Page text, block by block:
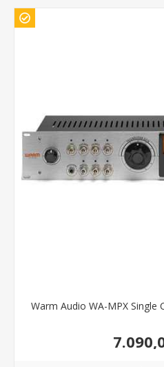
Warm Audio WA-MPX Single